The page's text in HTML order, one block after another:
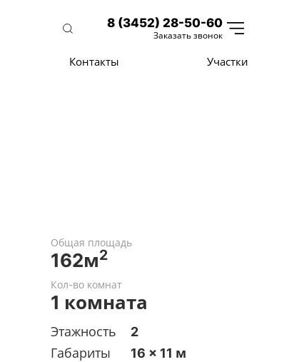
8 (3452) 28-50-60
Заказать звонок
Контакты Участки
Общая площадь
162м2
Кол-во комнат
1 комната
Этажность
2
Габариты
16 x 11 м